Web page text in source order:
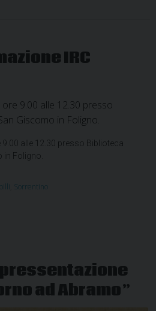
IRC
9.00 alle 12.30 presso
Giscomo in Foligno.
alle 12.30 presso Biblioteca
Foligno.
Sorrentino
ad Abramo”